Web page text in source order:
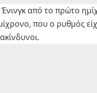
από το πρώτο
που ο ρυθμός